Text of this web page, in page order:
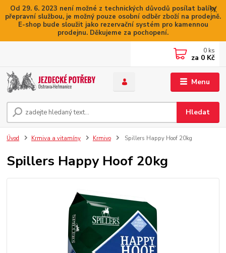
Od 29. 6. 2023 není možné z technických důvodů posílat balíky
přepravní službou, je možný pouze osobní odběr zboží na prodejně.
E-shop bude sloužit jako rezervační systém pro kamennou
prodejnu. Děkujeme za pochopení.
Menu
Hledat
0 ks
za 0 Kč
Úvod Krmiva a vitamíny Krmivo Spillers Happy Hoof 20kg
Spillers Happy Hoof 20kg